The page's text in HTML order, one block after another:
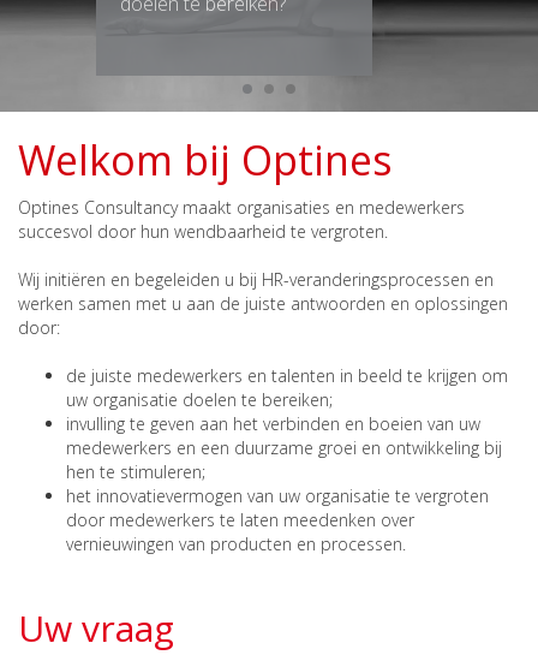
Welkom bij Optines
Optines Consultancy maakt organisaties en medewerkers
succesvol door hun wendbaarheid te vergroten.
Wij initiëren en begeleiden u bij HR-veranderingsprocessen en
werken samen met u aan de juiste antwoorden en oplossingen
door:
de juiste medewerkers en talenten in beeld te krijgen om
uw organisatie doelen te bereiken;
invulling te geven aan het verbinden en boeien van uw
medewerkers en een duurzame groei en ontwikkeling bij
hen te stimuleren;
het innovatievermogen van uw organisatie te vergroten
door medewerkers te laten meedenken over
vernieuwingen van producten en processen.
Uw vraag